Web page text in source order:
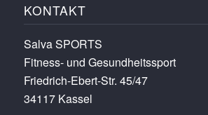
KONTAKT
Salva SPORTS
Fitness- und Gesundheitssport
Friedrich-Ebert-Str. 45/47
34117 Kassel